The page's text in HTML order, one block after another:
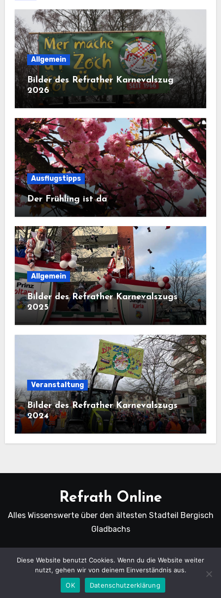
Allgemein
Bilder des Refrather Karnevalszug
2026
Ausflugstipps
Der Frühling ist da
Allgemein
Bilder des Refrather Karnevalszugs
2025
Veranstaltung
Bilder des Refrather Karnevalszugs
2024
Refrath Online
Alles Wissenswerte über den ältesten Stadteil Bergisch
Gladbachs
Copyright Refrath Online © Alle Rechte vorbehalten.
|
BlogusvonThemeansar.
Diese Website benutzt Cookies. Wenn du die Website weiter
nutzt, gehen wir von deinem Einverständnis aus.
OK
Datenschutzerklärung